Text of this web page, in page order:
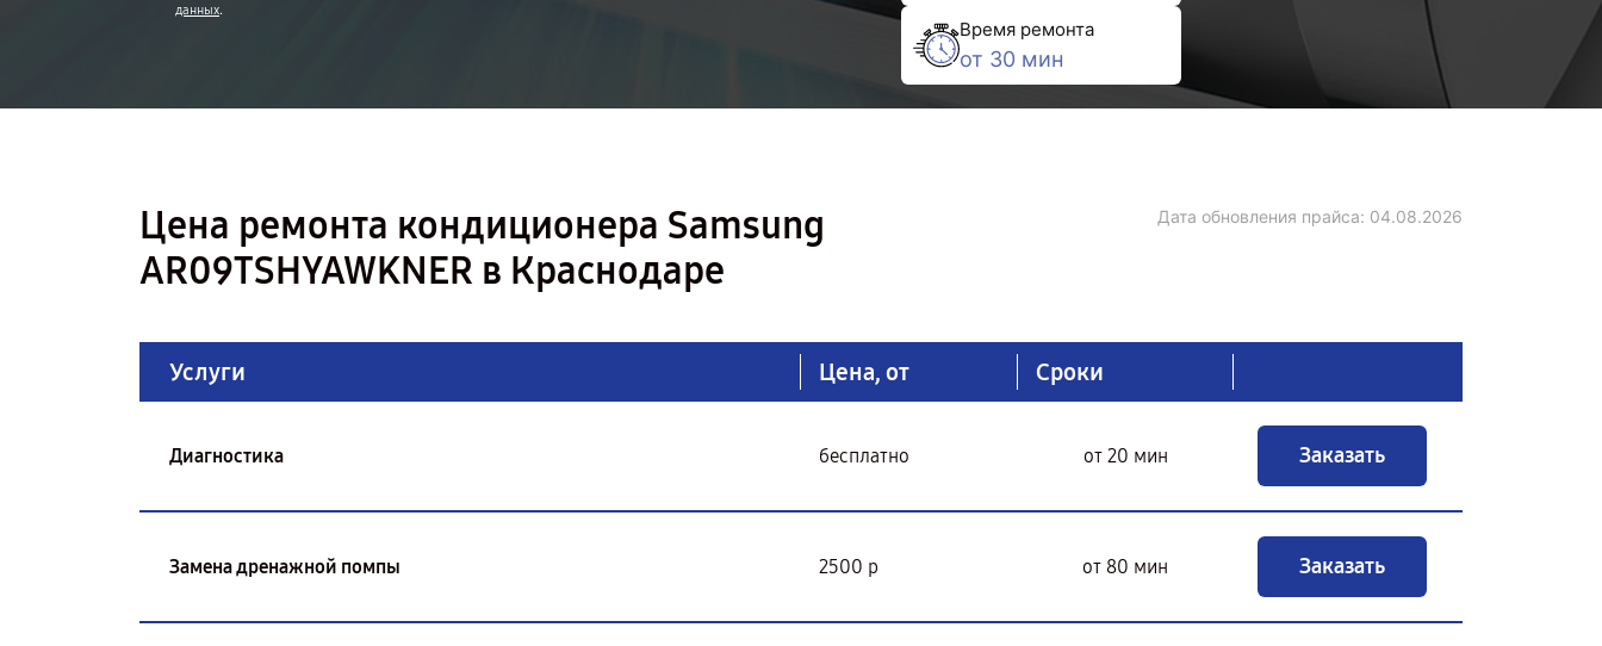
данных.
Время ремонта
от 30 мин
Цена ремонта кондиционера Samsung
AR09TSHYAWKNER в Краснодаре
Дата обновления прайса: 04.08.2026
Услуги Цена, от Сроки
Диагностика бесплатно от 20 мин Заказать
Замена дренажной помпы 2500 р от 80 мин Заказать